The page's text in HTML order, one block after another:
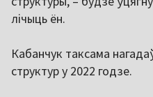
лічыць ён.
Кабанчук таксама
структур у 2022 годзе.